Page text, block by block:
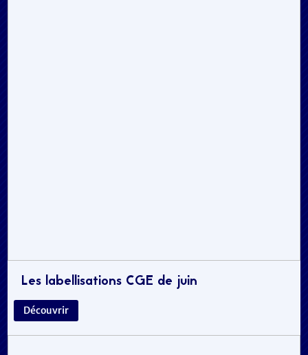
Les labellisations CGE de juin
Découvrir